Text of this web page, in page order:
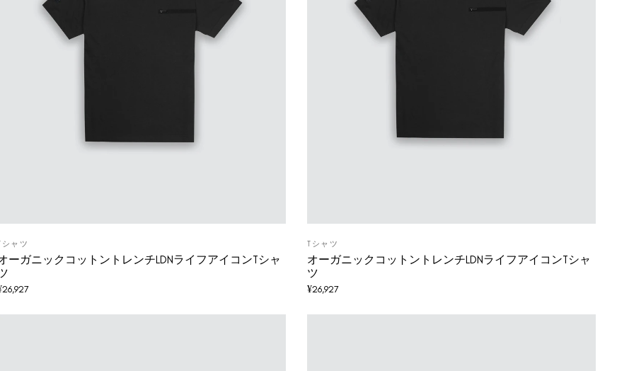
シャツ
ーガニックコットントレンチLDNライフアイコンTシャ
26,927
Tシャツ
オーガニックコットントレンチLDNライフアイコンTシャ
ツ
¥26,927